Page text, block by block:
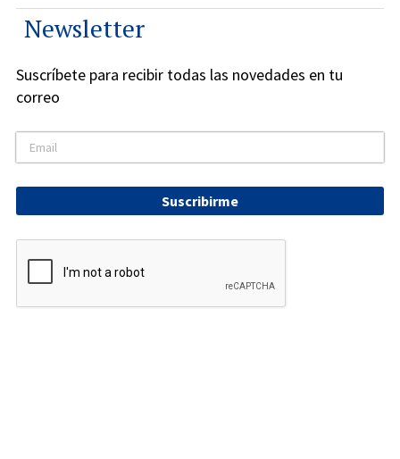
Newsletter
Suscríbete para recibir todas las novedades en tu
correo
Suscribirme